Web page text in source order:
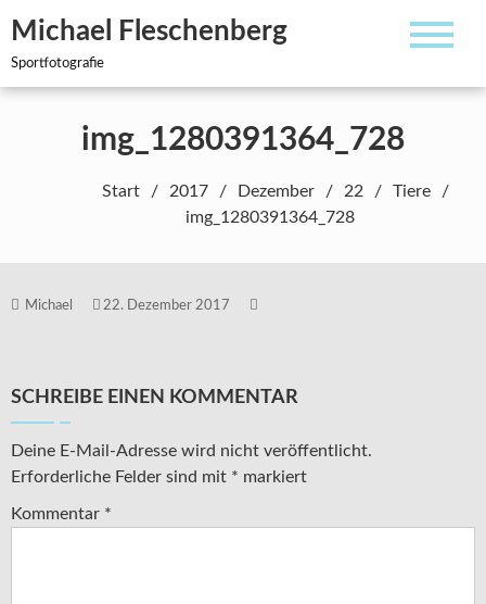
Inhalt
springen
Michael Fleschenberg
Sportfotografie
img_1280391364_728
Start 2017 Dezember 22
Tiere
img_1280391364_728
Michael 22. Dezember 2017
SCHREIBE EINEN KOMMENTAR
Deine E-Mail-Adresse wird nicht veröffentlicht.
Erforderliche Felder sind mit * markiert
Kommentar *